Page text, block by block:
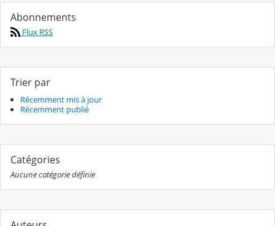
Abonnements
Flux RSS
Trier par
Récemment mis à jour
Récemment publié
Catégories
Aucune catégorie définie